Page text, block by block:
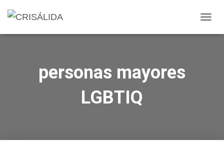
MODO
personas mayores
LGBTIQ